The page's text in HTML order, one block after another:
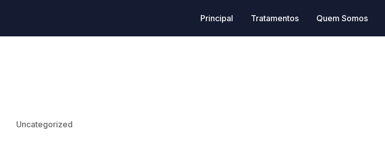
Principal Tratamentos Quem Somos
Uncategorized